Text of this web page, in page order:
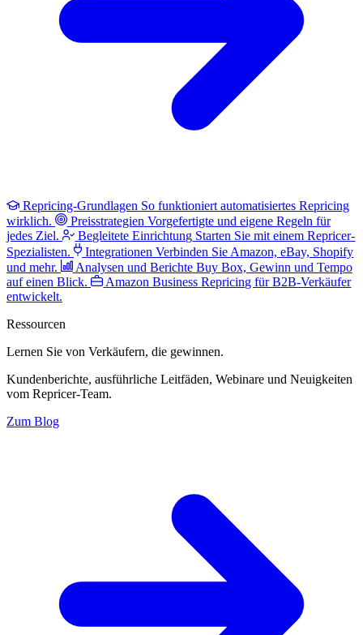
Repricing-Grundlagen So funktioniert automatisiertes Repricing
wirklich.
Preisstrategien Vorgefertigte und eigene Regeln für
jedes Ziel.
Begleitete Einrichtung Starten Sie mit einem Repricer-
Spezialisten.
Integrationen Verbinden Sie Amazon, eBay, Shopify
und mehr.
Analysen und Berichte Buy Box, Gewinn und Tempo
auf einen Blick.
Amazon Business Repricing für B2B-Verkäufer
entwickelt.
Ressourcen
Lernen Sie von Verkäufern, die gewinnen.
Kundenberichte, ausführliche Leitfäden, Webinare und Neuigkeiten
vom Repricer-Team.
Zum Blog